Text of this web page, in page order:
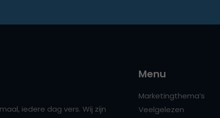
iedere dag vers. Wij zijn
Menu
Marketingthema’s
Veelgelezen